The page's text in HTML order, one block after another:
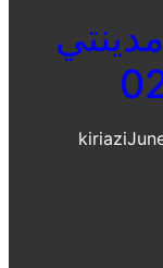
kiriazi